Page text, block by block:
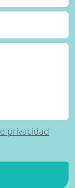
privacidad